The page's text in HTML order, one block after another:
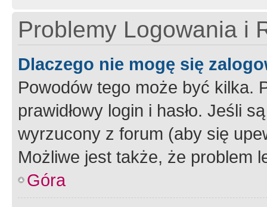
Problemy Logowania i
Dlaczego nie mogę się
Powodów tego może być kilka.
prawidłowy login i hasło. Jeśli
wyrzucony z forum (aby się
Możliwe jest także, że problem
Góra